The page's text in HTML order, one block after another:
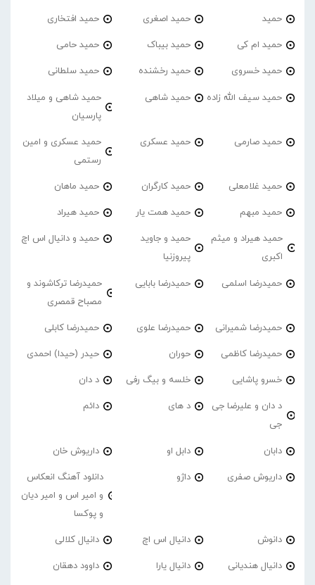
حمید حمید اصغری حمید افتخاری
حمید ام کی حمید بیباک حمید حامی
حمید خسروی حمید رخشنده حمید سلطانی
حمید سیف الله زاده حمید شاهی
حمید شاهی و میلاد
پارسیان
حمید صارمی حمید عسکری
حمید عسکری و امین
رستمی
حمید غلامعلی حمید کارگران حمید ماهان
حمید مبهم حمید همت یار حمید هیراد
حمید هیراد و میثم
اکبری
حمید و جاوید
پیروزنیا
حمید و دانیال اس اچ
حمیدرضا اسلمی حمیدرضا بابایی
حمیدرضا ترکاشوند و
مصباح قمصری
حمیدرضا شمیرانی حمیدرضا علوی حمیدرضا کابلی
حمیدرضا کاظمی حوران حیدر (حیدا) احمدی
خسرو پاشایی خلسه و بیگ رفی د دان
د دان و علیرضا جی
جی
د های دائم
دابان دابل او داریوش خان
داریوش صفری داژو
دانلود آهنگ انعکاس
و امیر اس و امیر دیان
و پوکسا
دانوش دانیال اس اچ دانیال کلالی
دانیال هندیانی دانیال یارا داوود دهقان